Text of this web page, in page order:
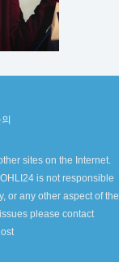
sites on the Internet.
is not responsible
or any other aspect of the
please contact